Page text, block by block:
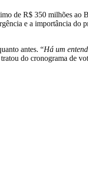
de R$ 350 milhões ao
e a importância do
antes. “Há um
do cronograma de